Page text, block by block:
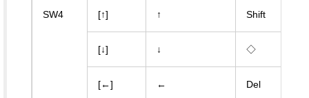
SW4 [↑] ↑ Shift
[↓] ↓ ◇
[←] ← Del